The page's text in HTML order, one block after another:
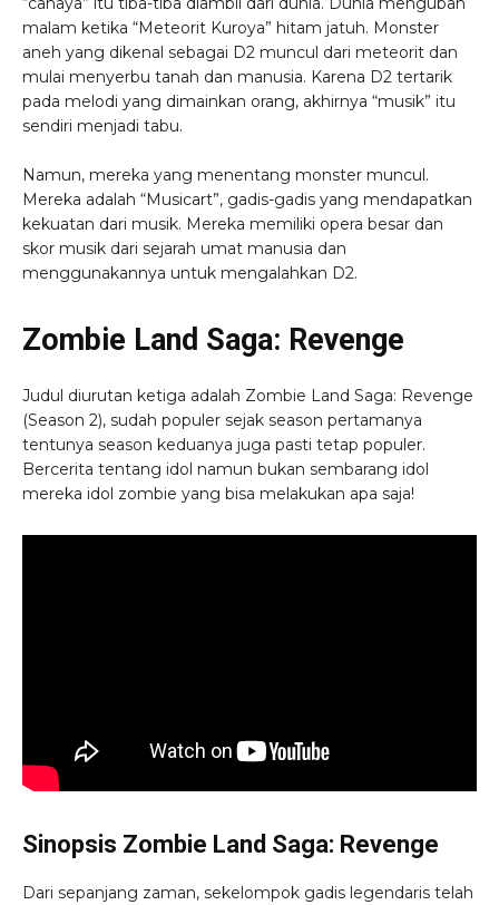
malam ketika “Meteorit Kuroya” hitam jatuh. Monster
aneh yang dikenal sebagai D2 muncul dari meteorit dan
mulai menyerbu tanah dan manusia. Karena D2 tertarik
pada melodi yang dimainkan orang, akhirnya “musik” itu
sendiri menjadi tabu.
Namun, mereka yang menentang monster muncul.
Mereka adalah “Musicart”, gadis-gadis yang mendapatkan
kekuatan dari musik. Mereka memiliki opera besar dan
skor musik dari sejarah umat manusia dan
menggunakannya untuk mengalahkan D2.
Zombie Land Saga: Revenge
Judul diurutan ketiga adalah Zombie Land Saga: Revenge
(Season 2), sudah populer sejak season pertamanya
tentunya season keduanya juga pasti tetap populer.
Bercerita tentang idol namun bukan sembarang idol
mereka idol zombie yang bisa melakukan apa saja!
Sinopsis Zombie Land Saga: Revenge
Dari sepanjang zaman, sekelompok gadis legendaris telah